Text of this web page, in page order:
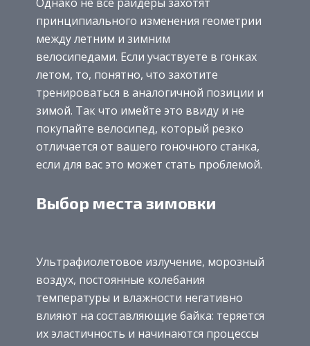
принципиального изменения геометрии
между летним и зимним
велосипедами. Если участвуете в гонках
летом, то, понятно, что захотите
тренироваться в аналогичной позиции и
зимой. Так что имейте это ввиду и не
покупайте велосипед, который резко
отличается от вашего гоночного станка,
если для вас это может стать проблемой.
Выбор места зимовки
Ультрафиолетовое излучение, морозный
воздух, постоянные колебания
температуры и влажности негативно
влияют на составляющие байка: теряется
их эластичность и начинаются процессы